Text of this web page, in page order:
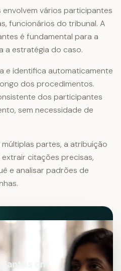
vários participantes
funcionários do tribunal. A
é fundamental para a
a estratégia do caso.
e identifica automaticamente
dos procedimentos.
dos participantes
sem necessidade de
partes, a atribuição
citações precisas,
e analisar padrões de
em